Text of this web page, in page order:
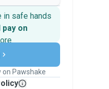
in safe hands
pay on
change
- from first
covered by
on Pawshake